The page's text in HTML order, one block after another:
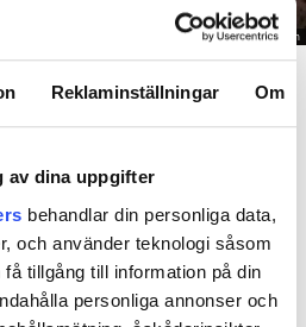
Reklaminställningar Om
av dina uppgifter
behandlar din personliga data,
och använder teknologi såsom
tillgång till information på din
personliga annonser och
Foto: Hyresnämnden
längre tid läckt in genom sprickor i väggen (de
i skånska Båstad sedan
hans kontrakt prövats både
hantverkare